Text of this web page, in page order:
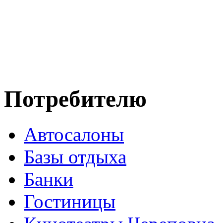
Потребителю
Автосалоны
Базы отдыха
Банки
Гостиницы